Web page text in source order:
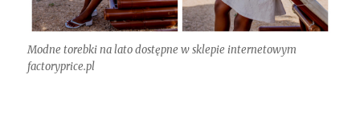
Modne torebki na lato dostępne w sklepie internetowym
factoryprice.pl